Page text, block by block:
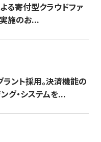
る寄付型クラウドファ
施のお...
ラント採用。決済機能の
グ・システムを...